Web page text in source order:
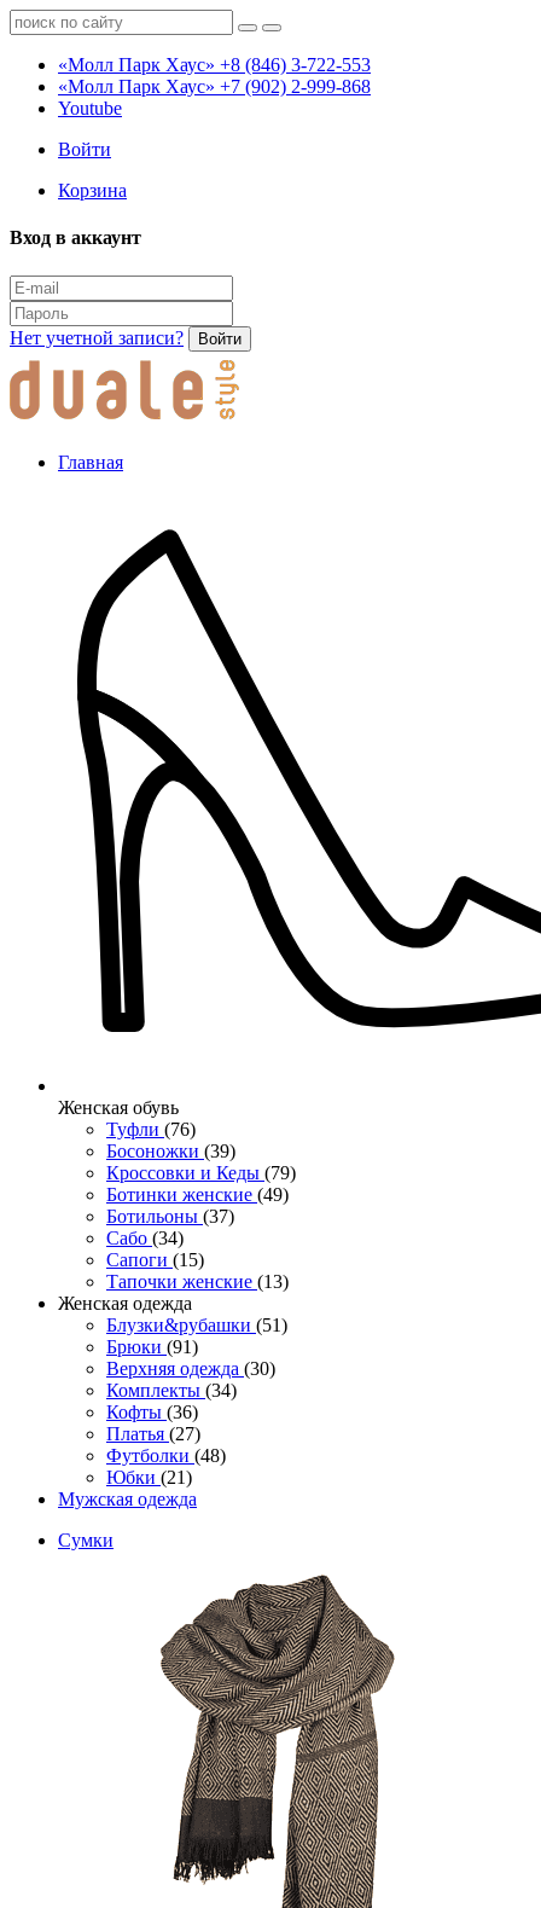
«Молл Парк Хаус» +8 (846) 3-722-553
«Молл Парк Хаус» +7 (902) 2-999-868
Youtube
Войти
Корзина
Вход в аккаунт
Нет учетной записи? Войти
Главная
Женcкая обувь
Туфли (76)
Босоножки (39)
Кроссовки и Кеды (79)
Ботинки женские (49)
Ботильоны (37)
Сабо (34)
Сапоги (15)
Тапочки женские (13)
Женская одежда
Блузки&рубашки (51)
Брюки (91)
Верхняя одежда (30)
Комплекты (34)
Кофты (36)
Платья (27)
Футболки (48)
Юбки (21)
Мужская одежда
Сумки